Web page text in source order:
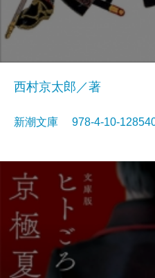
西村京太郎／著
新潮文庫 978-4-10-